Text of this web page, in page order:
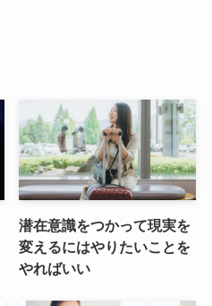
潜在意識をつかって現実を
変えるにはやりたいことを
やればいい